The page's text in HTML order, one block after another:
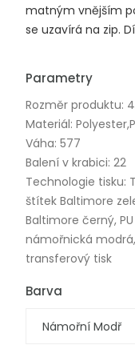
matným vnějším
se uzavírá na zip.
Parametry
Rozměr produktu:
Materiál:
Váha: 577
Balení v krabici: 22
Technologie tisku:
štítek Baltimore
Baltimore černý,
námořnická
transferový tisk
Barva
Námořní Modř